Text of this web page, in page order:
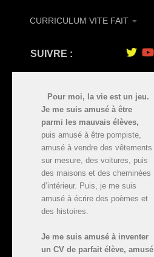
CURRICULUM VITE FAIT
SUIVRE :
Pour moi, la vie est un jeu.
Je me suis amusé à être
parmi les mauvais élèves,
puis amusé à être pompiste,
amusé à vendre des vêtements
sur mesure, des voitures, puis
des maisons et des cheminées
d’intérieur. Puis, je me suis
amusé à écrire des poèmes et
des histoires.
Je me suis amusé à inventer
un CV de parfait élève, amusé